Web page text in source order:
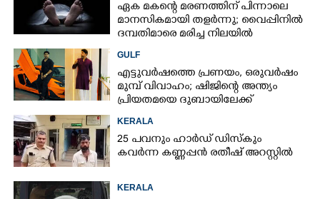
ഏക മകന്റെ മരണത്തിന് പിന്നാലെ
മാനസികമായി തളർന്നു; വൈപ്പിനിൽ
ദമ്പതിമാരെ മരിച്ച നിലയിൽ
കണ്ടെത്തി
GULF
എട്ടുവർഷത്തെ പ്രണയം,​ ഒരുവർഷം
മുമ്പ് വിവാഹം; ഷിജിന്റെ അന്ത്യം
പ്രിയതമയെ ദുബായിലേക്ക്
കൊണ്ടുവരാനുള്ള ഒരുക്കത്തിനിടെ
KERALA
25 പവനും ഹാർഡ് ഡിസ്കും
കവർന്ന കണ്ണപ്പൻ രതീഷ് അറസ്റ്റിൽ
KERALA